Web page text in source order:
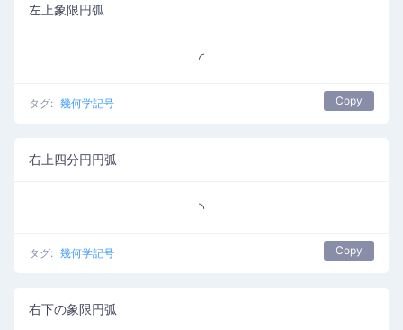
左上象限円弧
◜
タグ: 幾何学記号 Copy
右上四分円円弧
◝
タグ: 幾何学記号 Copy
右下の象限円弧